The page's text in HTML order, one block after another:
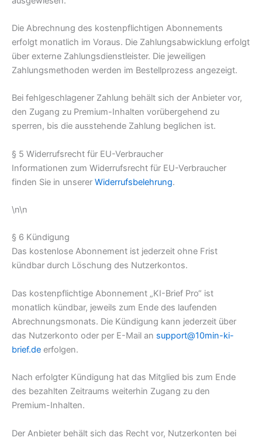
Die Abrechnung des kostenpflichtigen Abonnements
erfolgt monatlich im Voraus. Die Zahlungsabwicklung erfolgt
über externe Zahlungsdienstleister. Die jeweiligen
Zahlungsmethoden werden im Bestellprozess angezeigt.
Bei fehlgeschlagener Zahlung behält sich der Anbieter vor,
den Zugang zu Premium-Inhalten vorübergehend zu
sperren, bis die ausstehende Zahlung beglichen ist.
§ 5 Widerrufsrecht für EU-Verbraucher
Informationen zum Widerrufsrecht für EU-Verbraucher
finden Sie in unserer Widerrufsbelehrung.
\n\n
§ 6 Kündigung
Das kostenlose Abonnement ist jederzeit ohne Frist
kündbar durch Löschung des Nutzerkontos.
Das kostenpflichtige Abonnement „KI-Brief Pro“ ist
monatlich kündbar, jeweils zum Ende des laufenden
Abrechnungsmonats. Die Kündigung kann jederzeit über
das Nutzerkonto oder per E-Mail an support@10min-ki-
brief.de erfolgen.
Nach erfolgter Kündigung hat das Mitglied bis zum Ende
des bezahlten Zeitraums weiterhin Zugang zu den
Premium-Inhalten.
Der Anbieter behält sich das Recht vor, Nutzerkonten bei